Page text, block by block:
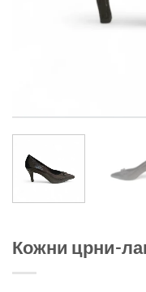
Кожни црни-